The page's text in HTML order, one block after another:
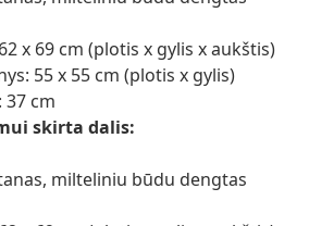
x 69 cm (plotis x gylis x aukštis)
55 x 55 cm (plotis x gylis)
37 cm
skirta dalis:
milteliniu būdu dengtas